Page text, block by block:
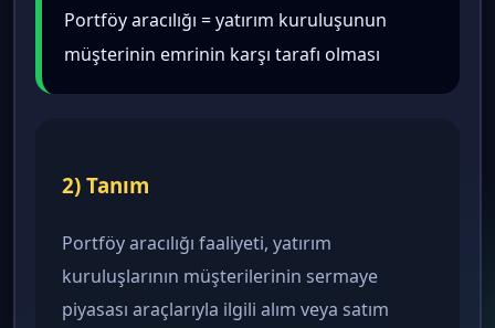
Portföy aracılığı = yatırım kuruluşunun
müşterinin emrinin karşı tarafı olması
2) Tanım
Portföy aracılığı faaliyeti, yatırım
kuruluşlarının müşterilerinin sermaye
piyasası araçlarıyla ilgili alım veya satım